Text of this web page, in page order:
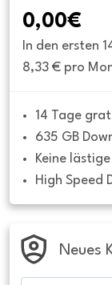
0,00€
In den ersten
8,33 € pro
14 Tage
635 GB
Keine
High Speed
Neues